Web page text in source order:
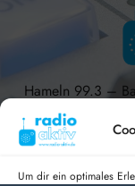
Um dir ein optimales
Hameln 99.3 –